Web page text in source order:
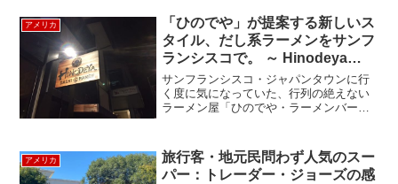
アメリカ
「ひのでや」が提案する新しいス
タイル、だし系ラーメンをサンフ
ランシスコで。 ～ Hinodeya
Ramen ～
サンフランシスコ・ジャパンタウンに行
く度に気になっていた、行列の絶えない
ラーメン屋「ひのでや・ラーメンバー」
ーメンを食べさせてくれます。40分並ん
でやっと入った店内には...
アメリカ
旅行客・地元民問わず人気のスー
パー：トレーダー・ジョーズの感